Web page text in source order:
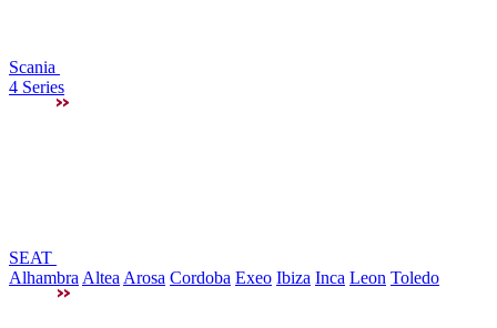
Scania
4 Series
SEAT
Alhambra Altea Arosa Cordoba Exeo Ibiza Inca Leon Toledo